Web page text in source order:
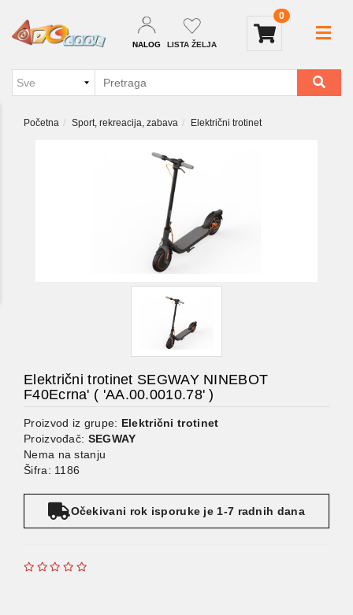
NALOG LISTA ŽELJA
0
Početna Sport, rekreacija, zabava Električni trotinet
Električni trotinet SEGWAY NINEBOT
F40Ecrna' ( 'AA.00.0010.78' )
Proizvod iz grupe: Električni trotinet
Proizvođač: SEGWAY
Nema na stanju
Šifra: 1186
Očekivani rok isporuke je 1-7 radnih dana